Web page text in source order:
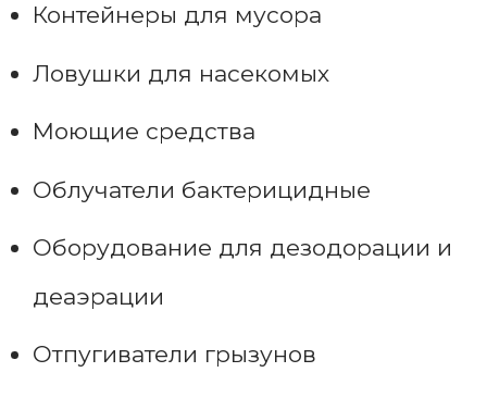
Контейнеры для мусора
Ловушки для насекомых
Моющие средства
Облучатели бактерицидные
Оборудование для дезодорации и
деаэрации
Отпугиватели грызунов